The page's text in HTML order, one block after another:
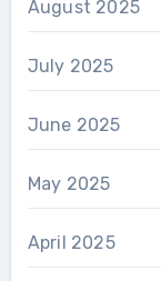
August 2025
July 2025
June 2025
May 2025
April 2025